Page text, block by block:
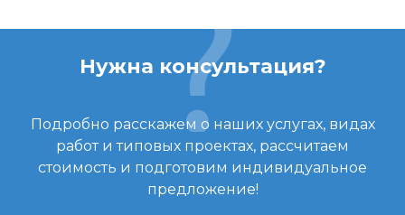
Нужна консультация?
Подробно расскажем о наших услугах, видах
работ и типовых проектах, рассчитаем
стоимость и подготовим индивидуальное
предложение!